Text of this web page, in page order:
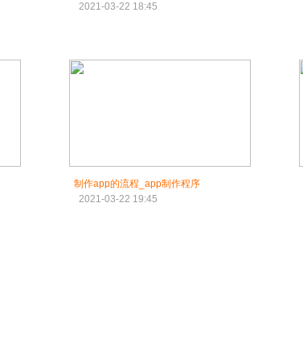
2021-03-22 18:45
制作app的流程_app制作程序
2021-03-22 19:45